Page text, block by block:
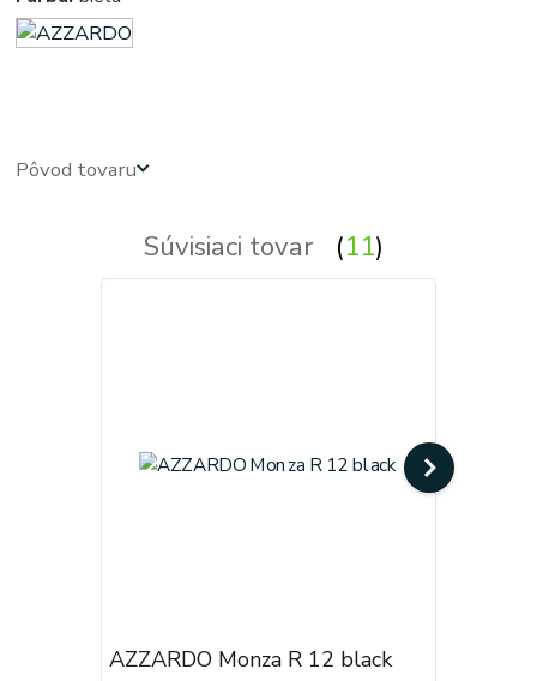
Pôvod tovaru
Súvisiaci tovar 11
AZZARDO Monza R 12 black